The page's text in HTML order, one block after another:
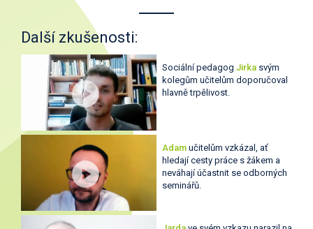
Další zkušenosti:
Sociální pedagog Jirkasvým
kolegům učitelům doporučoval
hlavně trpělivost.
Adamučitelům vzkázal, ať
hledají cesty práce s žákem a
neváhají účastnit se odborných
seminářů.